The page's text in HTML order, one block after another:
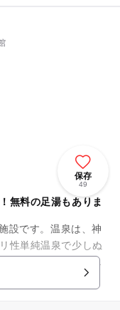
保存
49
無料の足湯もありま
設です。温泉は、神
性単純温泉で少しぬ
を感じながら、日頃